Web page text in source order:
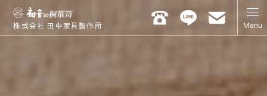
株式会社 田中家具製作所 Menu